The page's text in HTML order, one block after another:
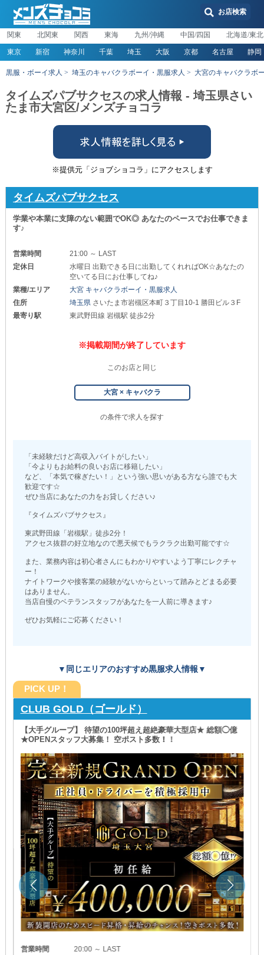
お店検索
関東 北関東 関西 東海 九州/沖縄 中国/四国 北海道/東北
東京 新宿 神奈川 千葉 埼玉 大阪 京都 名古屋 静岡
黒服・ボーイ求人 埼玉のキャバクラボーイ・黒服求人 大宮のキャバクラボ
タイムズパブサクセスの求人情報 - 埼玉県さい
たま市大宮区/メンズチョコラ
※提供元「ジョブショコラ」にアクセスします
タイムズパブサクセス
学業や本業に支障のない範囲でOK◎ あなたのペースでお仕事できま
す♪
営業時間
21:00 ～ LAST
定休日
水曜日 出勤できる日に出勤してくれればOK☆あなたの
空いてる日にお仕事してね♪
業種/エリア
大宮 キャバクラボーイ・黒服求人
住所
埼玉県 さいたま市岩槻区本町３丁目10-1 勝田ビル３F
最寄り駅
東武野田線 岩槻駅 徒歩2分
※掲載期間が終了しています
このお店と同じ
大宮 × キャバクラ
の条件で求人を探す
「未経験だけど高収入バイトがしたい」
「今よりもお給料の良いお店に移籍したい」
など、「本気で稼ぎたい！」という強い思いがある方なら誰でも大
歓迎です☆
ぜひ当店にあなたの力をお貸しください♪
『タイムズパブサクセス』
東武野田線「岩槻駅」徒歩2分！
アクセス抜群の好立地なので悪天候でもラクラク出勤可能です☆
また、業務内容は初心者さんにもわかりやすいよう丁寧にレクチャ
ー！
ナイトワークや接客業の経験がないからといって踏みとどまる必要
はありません。
当店自慢のベテランスタッフがあなたを一人前に導きます♪
ぜひお気軽にご応募ください！
▼同じエリアのおすすめ黒服求人情報▼
PICK UP！
CLUB GOLD（ゴールド）
【大手グループ】 待望の100坪超え超絶豪華大型店★ 総額◯億
★OPENスタッフ大募集！ 空ポスト多数！！
営業時間
20:00 ～ LAST